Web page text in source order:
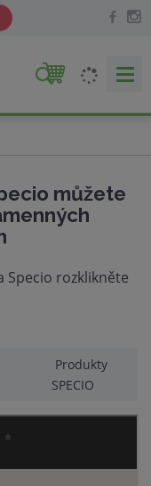
V
h
a
můžete
Specio rozklikněte
Produkty
SPECIO